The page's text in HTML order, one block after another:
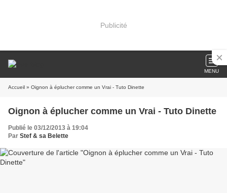
Publicité
MENU
Accueil » Oignon à éplucher comme un Vrai - Tuto Dinette
Oignon à éplucher comme un Vrai - Tuto Dinette
Publié le 03/12/2013 à 19:04
Par Stef & sa Belette